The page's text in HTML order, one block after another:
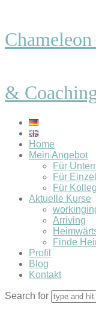
&
Home
Mein Angebot
Für
Für
Für
Aktuelle Kurse
Arriving
Finde
Profil
Blog
Kontakt
Search for